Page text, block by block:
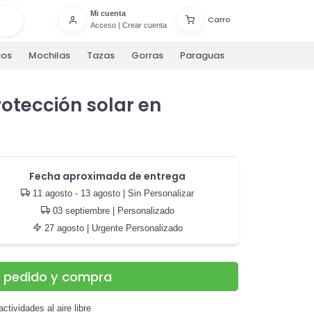
Mi cuenta
Acceso| Crear cuenta
Carro
Mochilas Tazas Gorras Paraguas
solar en
Fecha aproximada de entrega
11 agosto - 13 agosto | Sin Personalizar
03 septiembre| Personalizado
27 agosto| Urgente Personalizado
pedido y compra
al aire libre